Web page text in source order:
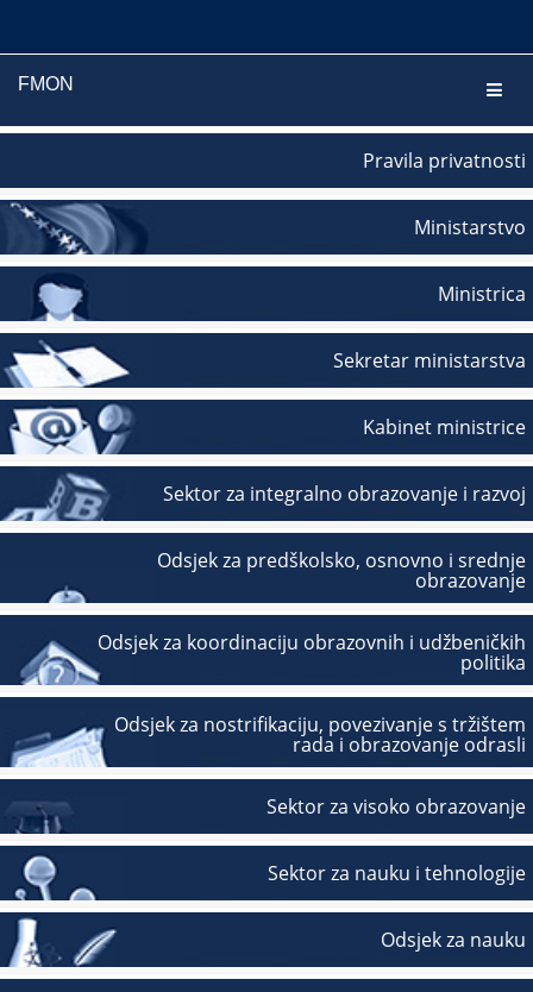
FMON
Pravila privatnosti
Ministarstvo
Ministrica
Sekretar ministarstva
Kabinet ministrice
Sektor za integralno obrazovanje i razvoj
Odsjek za predškolsko, osnovno i srednje
obrazovanje
Odsjek za koordinaciju obrazovnih i udžbeničkih
politika
Odsjek za nostrifikaciju, povezivanje s tržištem
rada i obrazovanje odrasli
Sektor za visoko obrazovanje
Sektor za nauku i tehnologije
Odsjek za nauku